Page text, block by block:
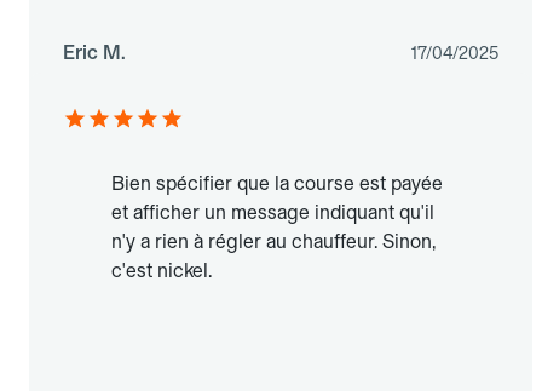
Eric M. 17/04/2025
Bien spécifier que la course est payée
et afficher un message indiquant qu'il
n'y a rien à régler au chauffeur. Sinon,
c'est nickel.